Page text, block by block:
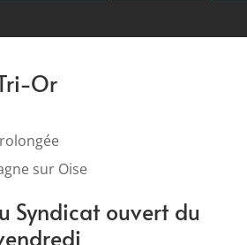
Or
sur Oise
Syndicat ouvert du